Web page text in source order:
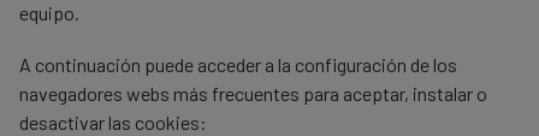
equipo.
A continuación puede acceder a la configuración de los
navegadores webs más frecuentes para aceptar, instalar o
desactivar las cookies: